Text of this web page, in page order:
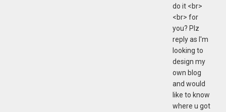
do it <br>
<br> for
you? Plz
reply as I'm
looking to
design my
own blog
and would
like to know
where u got